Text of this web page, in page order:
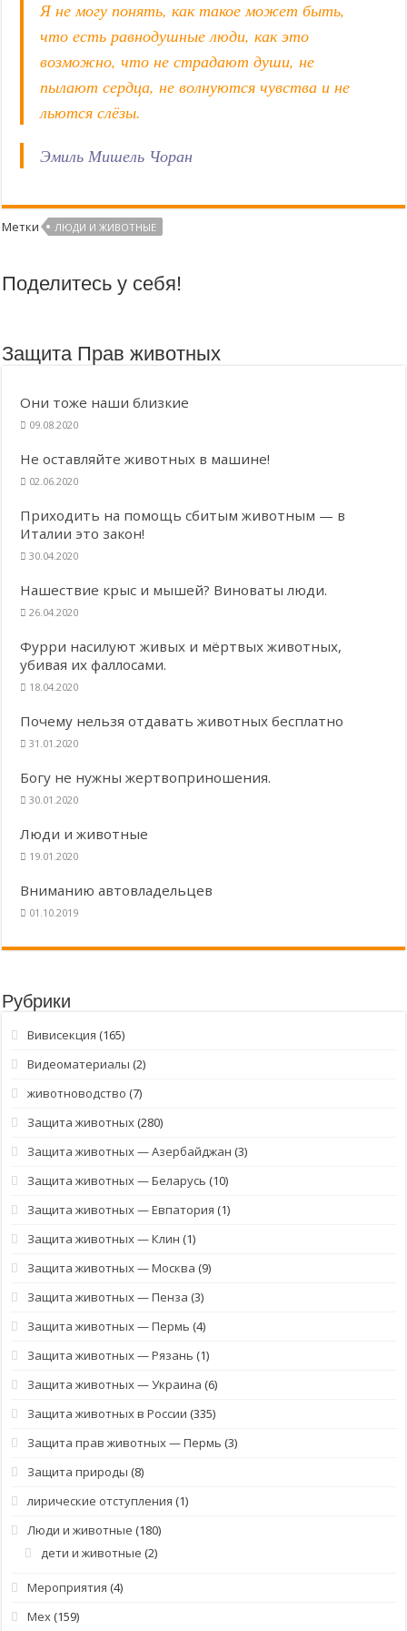
Цирки без животных
Вегетарианские продукты с высоким содержанием протеинов
Я не могу понять, как такое может быть,
что есть равнодушные люди, как это
возможно, что не страдают души, не
пылают сердца, не волнуются чувства и не
льются слёзы.
Эмиль Мишель Чоран
Метки ЛЮДИ И ЖИВОТНЫЕ
Поделитесь у себя!
Защита Прав животных
Они тоже наши близкие
09.08.2020
Не оставляйте животных в машине!
02.06.2020
Приходить на помощь сбитым животным — в
Италии это закон!
30.04.2020
Нашествие крыс и мышей? Виноваты люди.
26.04.2020
Фурри насилуют живых и мёртвых животных,
убивая их фаллосами.
18.04.2020
Почему нельзя отдавать животных бесплатно
31.01.2020
Богу не нужны жертвоприношения.
30.01.2020
Люди и животные
19.01.2020
Вниманию автовладельцев
01.10.2019
Рубрики
Вивисекция (165)
Видеоматериалы (2)
животноводство (7)
Защита животных(280)
Защита животных — Азербайджан (3)
Защита животных — Беларусь (10)
Защита животных — Евпатория (1)
Защита животных — Клин (1)
Защита животных — Москва (9)
Защита животных — Пенза (3)
Защита животных — Пермь (4)
Защита животных — Рязань (1)
Защита животных — Украина (6)
Защита животных в России (335)
Защита прав животных — Пермь (3)
Защита природы (8)
лирические отступления (1)
Люди и животные (180)
дети и животные (2)
Мероприятия (4)
Мех(159)